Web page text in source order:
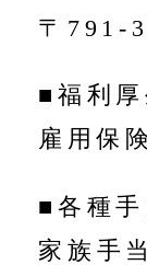
〒791-
■福利厚
雇用保
■各種手
家族手